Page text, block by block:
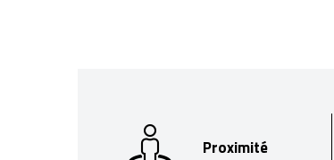
Proximité